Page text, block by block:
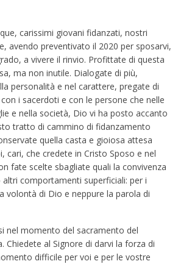
carissimi giovani fidanzati, nostri
avendo preventivato il 2020 per sposarvi,
a vivere il rinvio. Profittate di questa
ma non inutile. Dialogate di più,
personalità e nel carattere, pregate di
i sacerdoti e con le persone che nelle
e nella società, Dio vi ha posto accanto
tratto di cammino di fidanzamento
quella casta e gioiosa attesa
cari, che credete in Cristo Sposo e nel
fate scelte sbagliate quali la convivenza
comportamenti superficiali: per i
volontà di Dio e neppure la parola di
nel momento del sacramento del
Chiedete al Signore di darvi la forza di
difficile per voi e per le vostre